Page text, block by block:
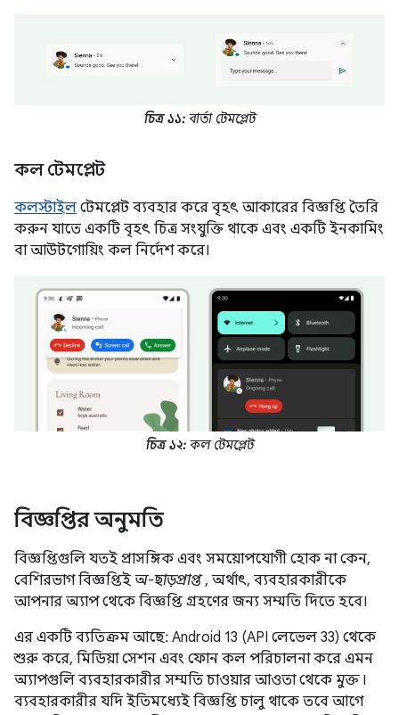
চিত্র ১১:বার্তা টেমপ্লেট
কল টেমপ্লেট
কলস্টাইল টেমপ্লেট ব্যবহার করে বৃহৎ আকারের বিজ্ঞপ্তি তৈরি
করুন যাতে একটি বৃহৎ চিত্র সংযুক্তি থাকে এবং একটি ইনকামিং
বা আউটগোয়িং কল নির্দেশ করে।
চিত্র ১২:কল টেমপ্লেট
বিজ্ঞপ্তির অনুমতি
বিজ্ঞপ্তিগুলি যতই প্রাসঙ্গিক এবং সময়োপযোগী হোক না কেন,
বেশিরভাগ বিজ্ঞপ্তিই অ-ছাড়প্রাপ্ত, অর্থাৎ, ব্যবহারকারীকে
আপনার অ্যাপ থেকে বিজ্ঞপ্তি গ্রহণের জন্য সম্মতি দিতে হবে।
এর একটি ব্যতিক্রম আছে: Android 13 (API লেভেল 33) থেকে
শুরু করে, মিডিয়া সেশন এবং ফোন কল পরিচালনা করে এমন
অ্যাপগুলি ব্যবহারকারীর সম্মতি চাওয়ার আওতা থেকে মুক্ত।
ব্যবহারকারীর যদি ইতিমধ্যেই বিজ্ঞপ্তি চালু থাকে তবে আগে